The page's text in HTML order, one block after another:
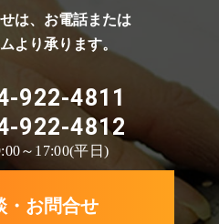
は、お電話または
より承ります。
922-4811
922-4812
～17:00(平日)
・お問合せ